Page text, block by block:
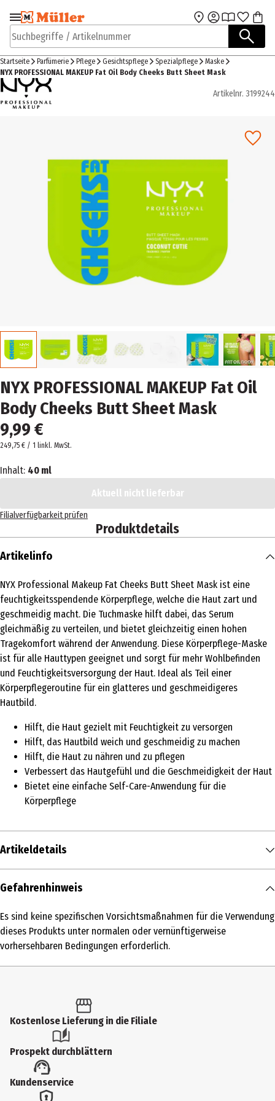
Zur Navigation
springen
Zum Hauptinhalt
Suchbegriffe / Artikelnummer
Startseite Parfümerie Pflege Gesichtspflege Spezialpflege
Maske
NYX PROFESSIONAL MAKEUP Fat Oil Body Cheeks Butt Sheet Mask
Artikelnr. 3199244
NYX PROFESSIONAL MAKEUP Fat Oil
Body Cheeks Butt Sheet Mask
9,99 €
249,75 € / 1 linkl. MwSt.
Inhalt: 40 ml
Aktuell nicht lieferbar
Filialverfügbarkeit prüfen
Produktdetails
Artikelinfo
NYX Professional Makeup Fat Cheeks Butt Sheet Mask ist eine
feuchtigkeitsspendende Körperpflege, welche die Haut zart und
geschmeidig macht. Die Tuchmaske hilft dabei, das Serum
gleichmäßig zu verteilen, und bietet gleichzeitig einen hohen
Tragekomfort während der Anwendung. Diese Körperpflege-Maske
ist für alle Hauttypen geeignet und sorgt für mehr Wohlbefinden
und Feuchtigkeitsversorgung der Haut. Ideal als Teil einer
Körperpflegeroutine für ein glatteres und geschmeidigeres
Hautbild.
Hilft, die Haut gezielt mit Feuchtigkeit zu versorgen
Hilft, das Hautbild weich und geschmeidig zu machen
Hilft, die Haut zu nähren und zu pflegen
Verbessert das Hautgefühl und die Geschmeidigkeit der Haut
Bietet eine einfache Self-Care-Anwendung für die
Körperpflege
Artikeldetails
Inhalt
Produkttyp
Maske
Einsatzbereich
INGREDIENTS: AQUA / WATER / EAU • GLYCERIN • XANTHAN GUM •
PARFUM / FRAGRANCE • PHENOXYETHANOL • LEVULINIC ACID •
POLYGLYCERYL-3 COCOATE • POLYGLYCERYL-4 CAPRATE •
POLYGLYCERYL-6 CAPRYLATE • POLYGLYCERYL-6 RICINOLEATE •
SODIUM BENZOATE • SODIUM CITRATE • HYDROLYZED JOJOBA ESTERS
Gefahrenhinweis
Es sind keine spezifischen Vorsichtsmaßnahmen für die Verwendung
dieses Produkts unter normalen oder vernünftigerweise
vorhersehbaren Bedingungen erforderlich.
Kostenlose Lieferung in die Filiale
Prospekt durchblättern
Kundenservice